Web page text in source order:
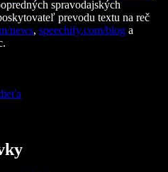
spravodajských
prevodu textu na reč
news, speechify.com/blog a